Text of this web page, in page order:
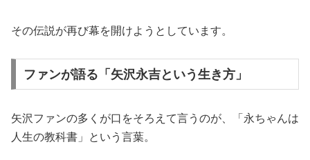
その伝説が再び幕を開けようとしています。
ファンが語る「矢沢永吉という生き方」
矢沢ファンの多くが口をそろえて言うのが、「永ちゃんは
人生の教科書」という言葉。